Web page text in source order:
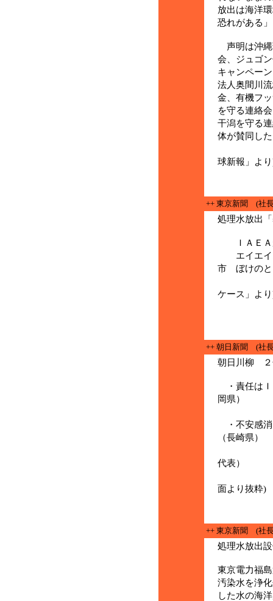
放出は海洋
恐れがある
声明は沖縄
会、ジュゴ
キャンペー
法人奥間川
金、有機フ
を守る連絡
干潟を守る
体が賛同し
球新報」よ
++ 東京新聞 (社
処理水放出
ＩＡＥＡ
エイエイ
市 ぼけのと
ケース」よ
++ 朝日新聞 (社
朝日川柳
・責任は
岡県）
・不安感
（長崎県）
代表）
面より抜粋)
++ 東京新聞 (社
処理水放出
東京電力福
汚染水を浄
した水の海